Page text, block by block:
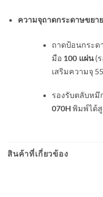
ความจุถาดกระดาษขยา
ถาดป้อนกระด
มือ 100 แผ่น(ร
เสริมความจุ
รองรับตลับหมึ
070H พิมพ์ได้สู
สินค้าที่เกี่ยวข้อง